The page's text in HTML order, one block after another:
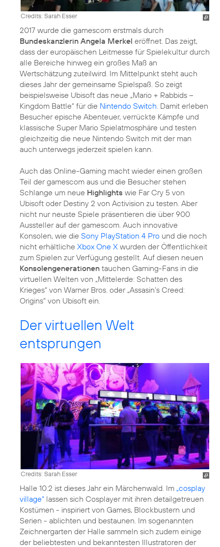
Credits: Sarah Esser
2017 wurde die gamescom erstmals durch
Bundeskanzlerin Angela Merkel eröffnet. Das zeigt,
dass der europäischen Leitmesse für Spielekultur durch
alle Bereiche hinweg ein großes Maß an
Wertschätzung zuteilwird. Im Mittelpunkt steht auch
dieses Jahr der gemeinsame Spielspaß. So zeigt
beispielsweise Ubisoft das neue „Mario + Rabbids –
Kingdom Battle“ für die Nintendo Switch . Damit erleben
Besucher epische Abenteuer, verrückte Kämpfe und
klassische Super Mario Spielatmosphäre und testen
gleichzeitig die neue Nintendo Switch mit der man
auch unterwegs jederzeit spielen kann.
Auch das Online-Gaming macht wieder einen großen
Teil der gamescom aus und die Besucher stehen
Schlange um neue Highlights wie Far Cry 5 von
Ubisoft oder Destiny 2 von Activision zu testen. Aber
nicht nur neuste Spiele präsentieren die über 900
Aussteller auf der gamescom. Auch innovative
Konsolen, wie die Sony PlayStation 4 Pro und die noch
nicht erhältliche Xbox One X wurden der Öffentlichkeit
zum Spielen zur Verfügung gestellt. Auf diesen neuen
Konsolengenerationen tauchen Gaming-Fans in die
virtuellen Welten von „Mittelerde: Schatten des
Krieges“ von Warner Bros. oder „Assasin’s Creed:
Origins“ von Ubisoft ein.
Der virtuellen Welt
entsprungen
Credits: Sarah Esser
Halle 10.2 ist dieses Jahr ein Märchenwald. Im „cosplay
village“ lassen sich Cosplayer mit ihren detailgetreuen
Kostümen - inspiriert von Games, Blockbustern und
Serien - ablichten und bestaunen. Im sogenannten
Zeichnergarten der Halle sammeln sich zudem einige
der beliebtesten und bekanntesten Illustratoren der